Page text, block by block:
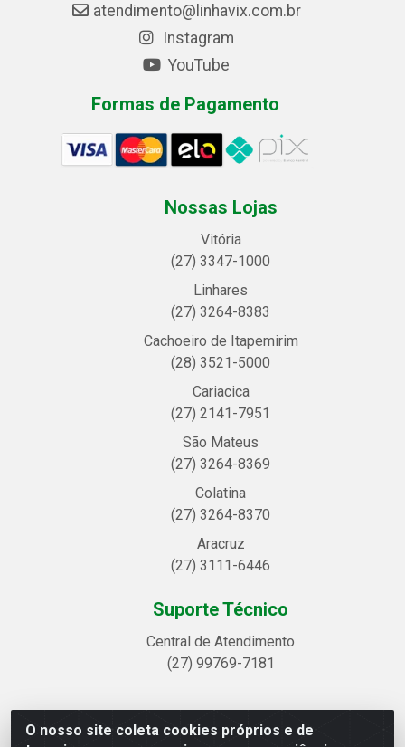
O nosso site coleta cookies próprios e de
atendimento@linhavix.com.br
Instagram
YouTube
Formas de Pagamento
Nossas Lojas
Vitória
(27) 3347-1000
Linhares
(27) 3264-8383
Cachoeiro de Itapemirim
(28) 3521-5000
Cariacica
(27) 2141-7951
São Mateus
(27) 3264-8369
Colatina
(27) 3264-8370
Aracruz
(27) 3111-6446
Suporte Técnico
Central de Atendimento
(27) 99769-7181
Linhavix Distribuidora LTDA - Avenida Alegre, 2521 -